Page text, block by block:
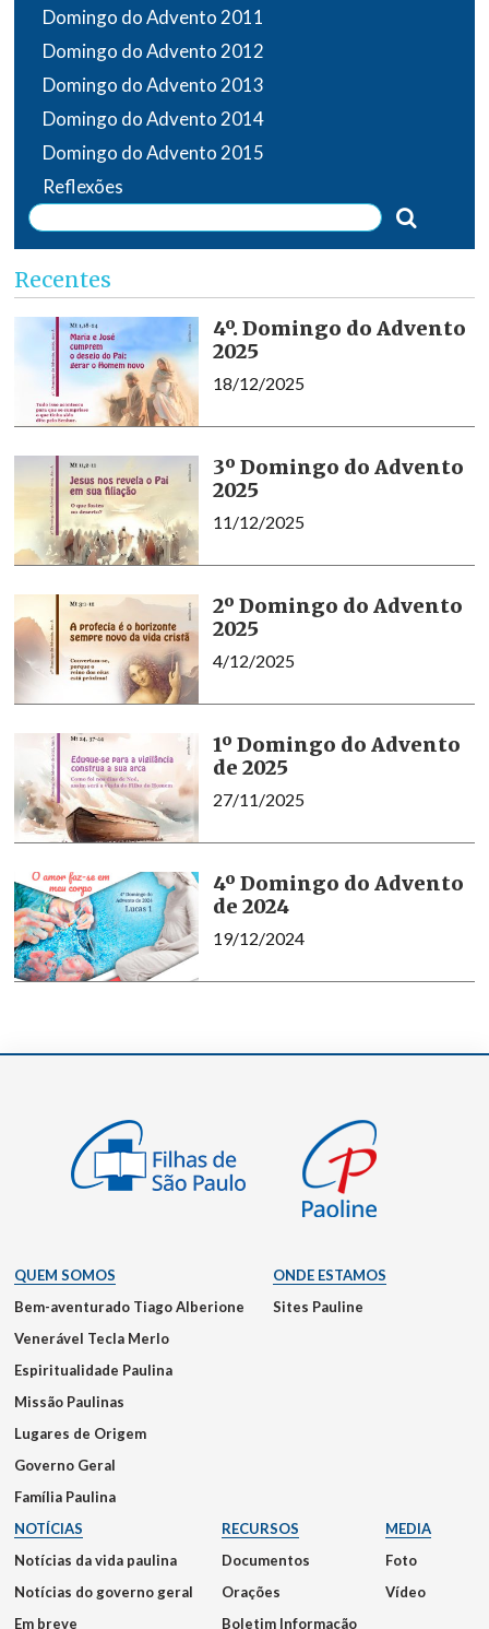
Domingo do Advento 2011
Domingo do Advento 2012
Domingo do Advento 2013
Domingo do Advento 2014
Domingo do Advento 2015
Reflexões
Recentes
4º. Domingo do Advento
2025
18/12/2025
3º Domingo do Advento
2025
11/12/2025
2º Domingo do Advento
2025
4/12/2025
1º Domingo do Advento
de 2025
27/11/2025
4º Domingo do Advento
de 2024
19/12/2024
QUEM SOMOS
Bem-aventurado Tiago Alberione
Venerável Tecla Merlo
Espiritualidade Paulina
Missão Paulinas
Lugares de Origem
Governo Geral
Família Paulina
ONDE ESTAMOS
Sites Pauline
NOTÍCIAS
Notícias da vida paulina
Notícias do governo geral
Em breve
RECURSOS
Documentos
Orações
Boletim Informação
MEDIA
Foto
Vídeo